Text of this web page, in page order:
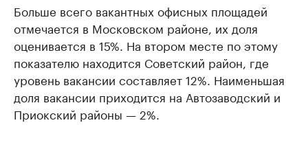
Больше всего вакантных офисных площадей
отмечается в Московском районе, их доля
оценивается в 15%. На втором месте по этому
показателю находится Советский район, где
уровень вакансии составляет 12%. Наименьшая
доля вакансии приходится на Автозаводский и
Приокский районы — 2%.